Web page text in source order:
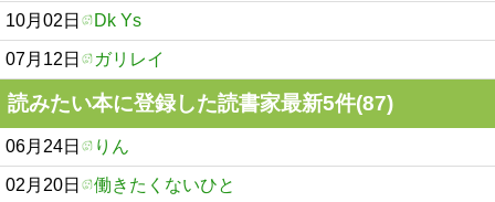
10月02日 Dk Ys
07月12日 ガリレイ
読みたい本に登録した読書家最新5件(87)
06月24日 りん
02月20日 働きたくないひと